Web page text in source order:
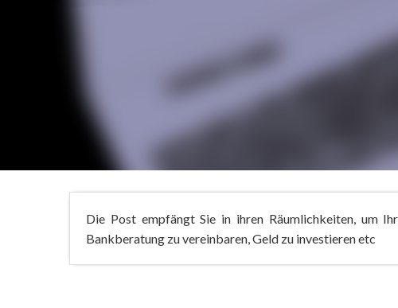
Die Post empfängt Sie in ihren Räumlichkeiten, um
Bankberatung zu vereinbaren, Geld zu investieren etc